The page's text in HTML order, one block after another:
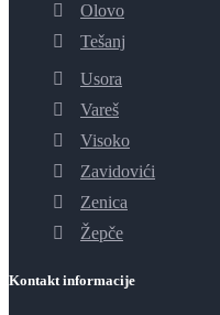
Olovo
Tešanj
Usora
Vareš
Visoko
Zavidovići
Zenica
Žepče
Kontakt informacije